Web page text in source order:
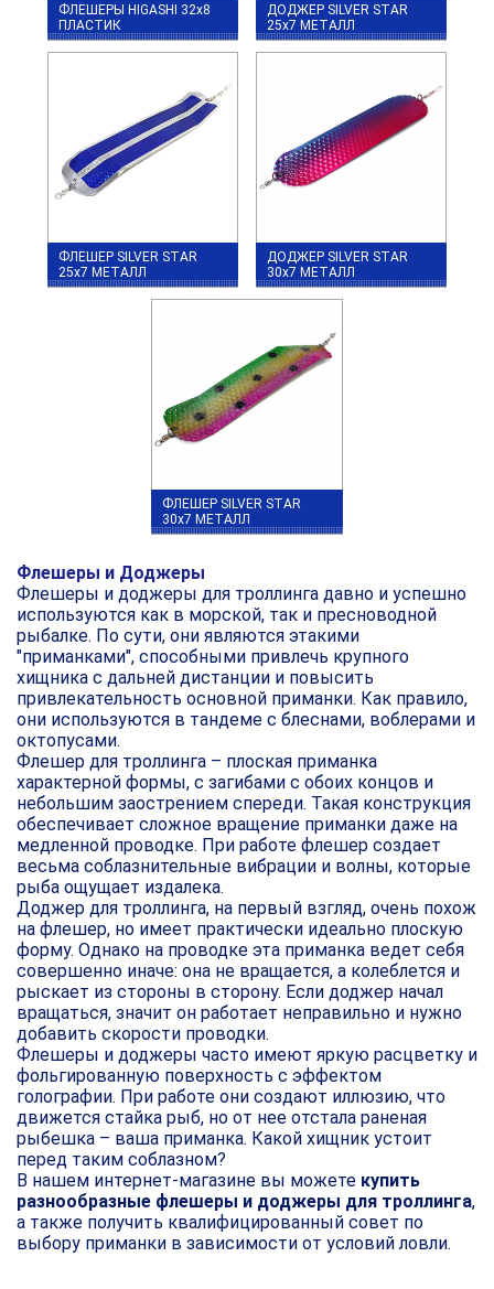
ФЛЕШЕРЫ HIGASHI 32x8
ПЛАСТИК
ДОДЖЕР SILVER STAR
25x7 МЕТАЛЛ
ФЛЕШЕР SILVER STAR
25х7 МЕТАЛЛ
ДОДЖЕР SILVER STAR
30x7 МЕТАЛЛ
ФЛЕШЕР SILVER STAR
30x7 МЕТАЛЛ
Флешеры и Доджеры
Флешеры и доджеры для троллинга давно и успешно
используются как в морской, так и пресноводной
рыбалке. По сути, они являются этакими
"приманками", способными привлечь крупного
хищника с дальней дистанции и повысить
привлекательность основной приманки. Как правило,
они используются в тандеме с блеснами, воблерами и
октопусами.
Флешер для троллинга – плоская приманка
характерной формы, с загибами с обоих концов и
небольшим заострением спереди. Такая конструкция
обеспечивает сложное вращение приманки даже на
медленной проводке. При работе флешер создает
весьма соблазнительные вибрации и волны, которые
рыба ощущает издалека.
Доджер для троллинга, на первый взгляд, очень похож
на флешер, но имеет практически идеально плоскую
форму. Однако на проводке эта приманка ведет себя
совершенно иначе: она не вращается, а колеблется и
рыскает из стороны в сторону. Если доджер начал
вращаться, значит он работает неправильно и нужно
добавить скорости проводки.
Флешеры и доджеры часто имеют яркую расцветку и
фольгированную поверхность с эффектом
голографии. При работе они создают иллюзию, что
движется стайка рыб, но от нее отстала раненая
рыбешка – ваша приманка. Какой хищник устоит
перед таким соблазном?
В нашем интернет-магазине вы можете купить
разнообразные флешеры и доджеры для троллинга,
а также получить квалифицированный совет по
выбору приманки в зависимости от условий ловли.